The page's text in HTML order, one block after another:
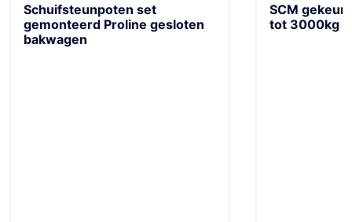
Schuifsteunpoten set
gemonteerd Proline gesloten
bakwagen
SCM
tot 3000kg